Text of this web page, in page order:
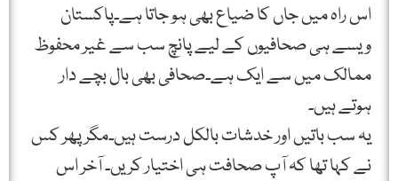
اس راہ میں جاں کا ضیاع بھی ہو جاتا ہے۔پاکستان
ویسے ہی صحافیوں کے لیے پانچ سب سے غیر محفوظ
ممالک میں سے ایک ہے۔صحافی بھی بال بچے دار
ہوتے ہیں۔
یہ سب باتیں اور خدشات بالکل درست ہیں۔مگر پھر کس
نے کہا تھا کہ آپ صحافت ہی اختیار کریں۔ آخر اس